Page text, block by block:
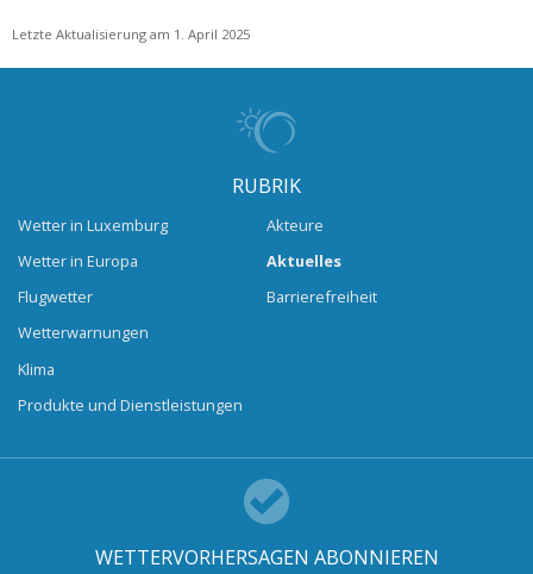
Letzte Aktualisierung am 1. April 2025
RUBRIK
Wetter in Luxemburg
Wetter in Europa
Flugwetter
Wetterwarnungen
Klima
Produkte und Dienstleistungen
Akteure
Aktuelles
Barrierefreiheit
WETTERVORHERSAGEN ABONNIEREN